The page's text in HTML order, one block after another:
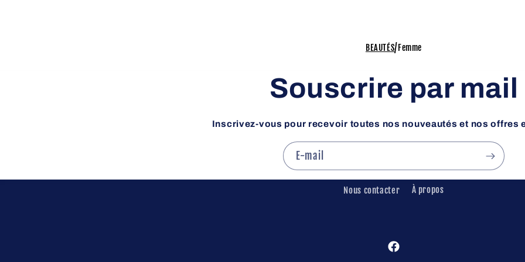
BEAUTÉS/Femme
Souscrire par mail
Inscrivez-vous pour recevoir toutes nos nouveautés et nos offres
E-mail
Nous contacter À propos
Facebook